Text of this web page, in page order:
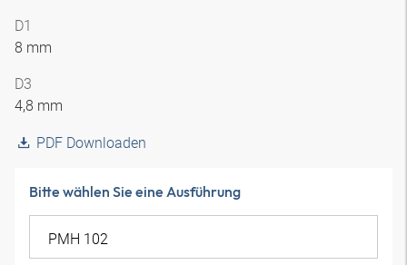
D1
8 mm
D3
4,8 mm
PDF Downloaden
Bitte wählen Sie eine Ausführung